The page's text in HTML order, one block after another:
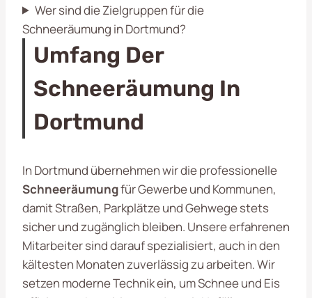
Wer sind die Zielgruppen für die
Schneeräumung in Dortmund?
Umfang Der
Schneeräumung In
Dortmund
In Dortmund übernehmen wir die professionelle
Schneeräumungfür Gewerbe und Kommunen,
damit Straßen, Parkplätze und Gehwege stets
sicher und zugänglich bleiben. Unsere erfahrenen
Mitarbeiter sind darauf spezialisiert, auch in den
kältesten Monaten zuverlässig zu arbeiten. Wir
setzen moderne Technik ein, um Schnee und Eis